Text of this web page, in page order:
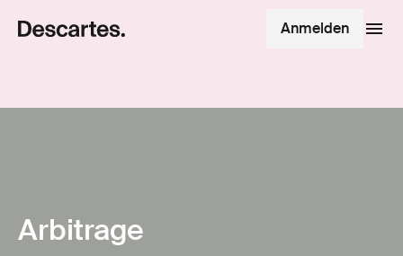
Anmelden
Arbitrage